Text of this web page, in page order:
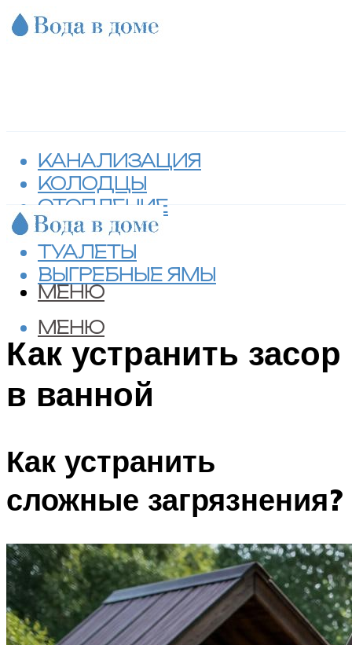
КАНАЛИЗАЦИЯ
КОЛОДЦЫ
ОТОПЛЕНИЕ
СЕПТИКИ
ТУАЛЕТЫ
ВЫГРЕБНЫЕ ЯМЫ
МЕНЮ
МЕНЮ
Как устранить засор
в ванной
Как устранить
сложные загрязнения?